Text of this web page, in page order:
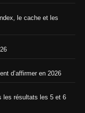
le cache et les
d’affirmer en 2026
les résultats les 5 et 6